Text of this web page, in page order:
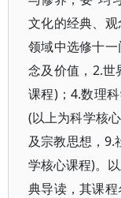
文化的经典、
领域中选修十
念及价值，2.世
课程)；4.数理
(以上为科学核
及宗教思想，9.
学核心课程)。
典导读，其课